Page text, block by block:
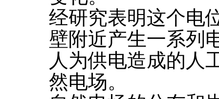
经研究表明这个电
壁附近产生一系列
人为供电造成的人
然电场。